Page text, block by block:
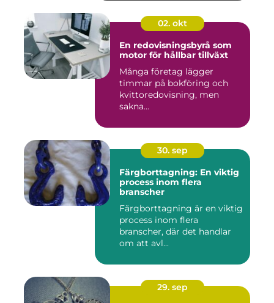
02. okt
En redovisningsbyrå som
motor för hållbar tillväxt
Många företag lägger
timmar på bokföring och
kvittoredovisning, men
sakna...
30. sep
Färgborttagning: En viktig
process inom flera
branscher
Färgborttagning är en viktig
process inom flera
branscher, där det handlar
om att avl...
29. sep